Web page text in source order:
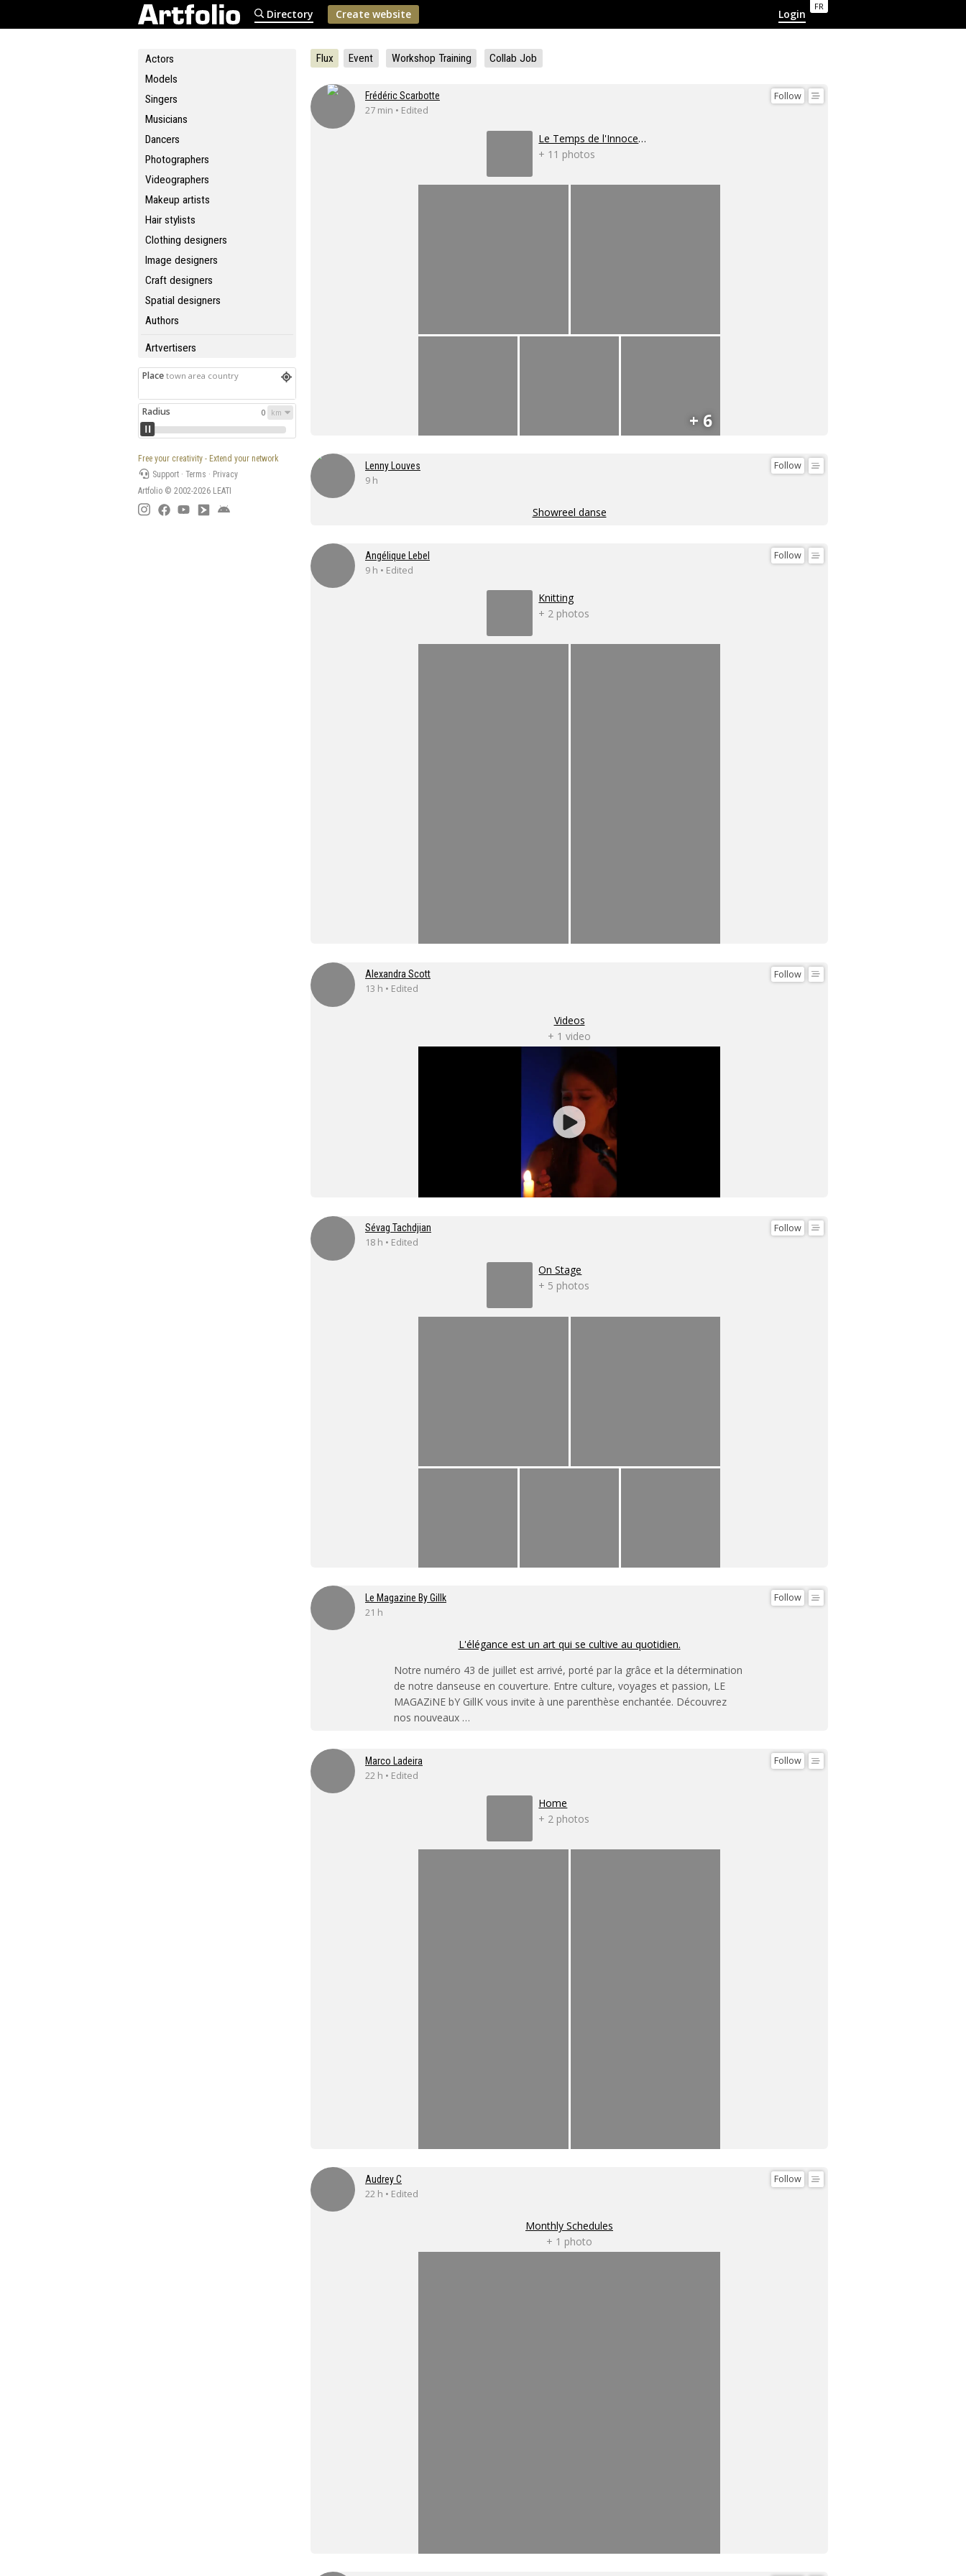
FR
Directory Create website Login
Actors
Models
Singers
Musicians
Dancers
Photographers
Videographers
Makeup artists
Hair stylists
Clothing designers
Image designers
Craft designers
Spatial designers
Authors
Artvertisers
Place town area country
Radius 0
Free your creativity - Extend your network
Support ·Terms · Privacy
Artfolio © 2002-2026 LEATI
Flux Event Workshop Training Collab Job
Follow
Frédéric Scarbotte
27 min • Edited
Le Temps de l'Innocence
+ 11 photos
+ 6
Follow
Lenny Louves
9 h
Showreel danse
Follow
Angélique Lebel
9 h • Edited
Knitting
+ 2 photos
Follow
Alexandra Scott
13 h • Edited
Videos
+ 1 video
Follow
Sévag Tachdjian
18 h • Edited
On Stage
+ 5 photos
Follow
Le Magazine By Gillk
21 h
L'élégance est un art qui se cultive au quotidien.
Notre numéro 43 de juillet est arrivé, porté par la grâce et la détermination
de notre danseuse en couverture. Entre culture, voyages et passion, LE
MAGAZiNE bY GillK vous invite à une parenthèse enchantée. Découvrez
nos nouveaux …
Follow
Marco Ladeira
22 h • Edited
Home
+ 2 photos
Follow
Audrey C
22 h • Edited
Monthly Schedules
+ 1 photo